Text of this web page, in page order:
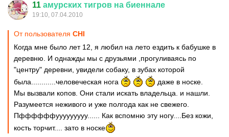
11 амурских тигров на биеннале
19:10, 07.04.2010
От пользователя CНI
Когда мне было лет 12, я любил на лето ездить к бабушке в
деревню. И однажды мы с друзьями ,прогуливаясь по
"центру" деревни, увидели собаку, в зубах которой
была............человеческая нога
даже в носке.
Мы вызвали копов. Они стали искать владельца. и нашли.
Разумеется неживого и уже полгода как не свежего.
Пффффффууууууууу...... Как вспомню эту ногу....Без кожи,
кость торчит.... зато в носке